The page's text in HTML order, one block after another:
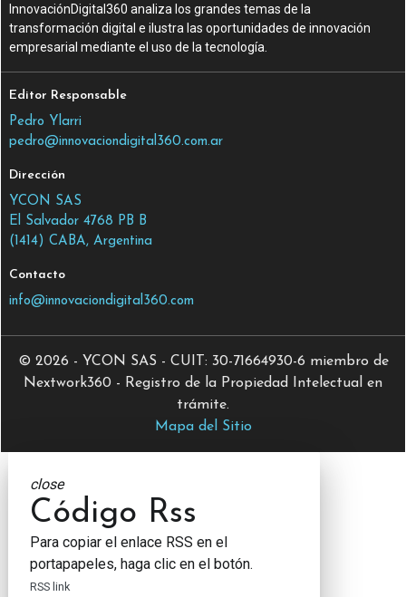
InnovaciónDigital360 analiza los grandes temas de la
transformación digital e ilustra las oportunidades de innovación
empresarial mediante el uso de la tecnología.
Editor Responsable
Pedro Ylarri
pedro@innovaciondigital360.com.ar
Dirección
YCON SAS
El Salvador 4768 PB B
(1414) CABA, Argentina
Contacto
info@innovaciondigital360.com
© 2026 - YCON SAS - CUIT: 30-71664930-6 miembro de
Nextwork360 - Registro de la Propiedad Intelectual en
trámite.
Mapa del Sitio
close
Código Rss
Para copiar el enlace RSS en el
portapapeles, haga clic en el botón.
RSS link